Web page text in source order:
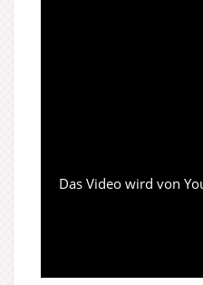
Das Video wird von